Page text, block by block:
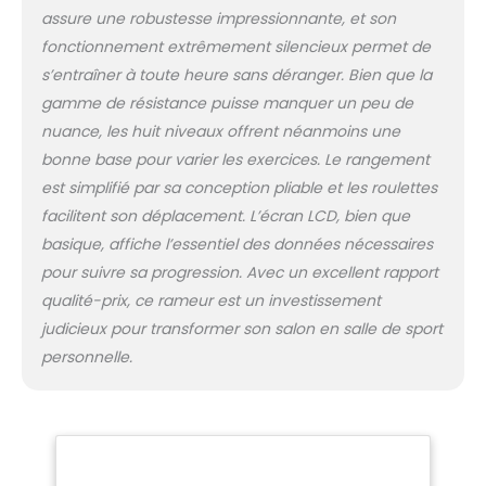
silencieuse du rameur musculation
garantit un environnement silencieux et
un faible bruit. Conception des pieds
antidérapants rend le rameur plus stable,
ferme et sans balancement au cours de
votre cardio-training. ✮Gain de place:
Grâce aux rouleaux mobiles, il peut être
déplacé n'importe où rapidement et
facilement, facile à ranger, design peu
encombrant, adapté aux petit
appartement, petite maison et bureau. La
conception du support de téléphone
portable permet de se divertir pendant
l'exercice, ajoutant du plaisir et évitant
l'ennui. Conception de boîte de
rangement, peut stocker des
assure une robustesse impressionnante, et son
fonctionnement extrêmement silencieux permet de
s’entraîner à toute heure sans déranger. Bien que la
gamme de résistance puisse manquer un peu de
nuance, les huit niveaux offrent néanmoins une
bonne base pour varier les exercices. Le rangement
est simplifié par sa conception pliable et les roulettes
facilitent son déplacement. L’écran LCD, bien que
basique, affiche l’essentiel des données nécessaires
pour suivre sa progression. Avec un excellent rapport
qualité-prix, ce rameur est un investissement
judicieux pour transformer son salon en salle de sport
personnelle.